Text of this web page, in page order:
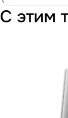
С этим